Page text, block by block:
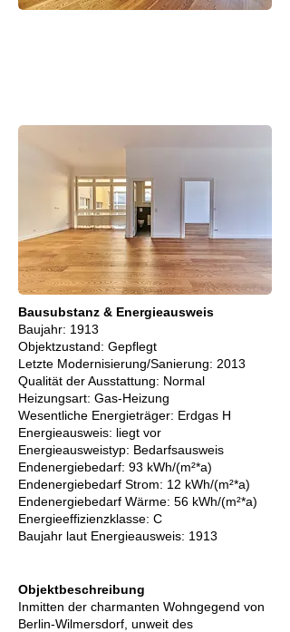
Bausubstanz & Energieausweis
Baujahr: 1913
Objektzustand: Gepflegt
Letzte Modernisierung/Sanierung: 2013
Qualität der Ausstattung: Normal
Heizungsart: Gas-Heizung
Wesentliche Energieträger: Erdgas H
Energieausweis: liegt vor
Energie­ausweistyp: Bedarfsausweis
Endenergie­bedarf: 93 kWh/(m²*a)
Endenergie­bedarf Strom: 12 kWh/(m²*a)
Endenergie­bedarf Wärme: 56 kWh/(m²*a)
Energie­effizienz­klasse: C
Baujahr laut Energieausweis: 1913
Objektbeschreibung
Inmitten der charmanten Wohngegend von
Berlin-Wilmersdorf, unweit des